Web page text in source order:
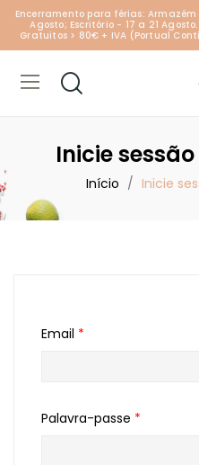
Encerramento para férias:
Agosto; Escritório - 17 a 21
Gratuitos > 80€ + IVA (Portual
Inicie
Início Inicie
Email *
Palavra-passe *